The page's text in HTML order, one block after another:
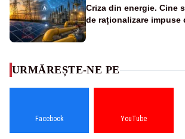
Criza din energie. Cine
de raționalizare impuse
URMĂREȘTE-NE PE
Facebook YouTube